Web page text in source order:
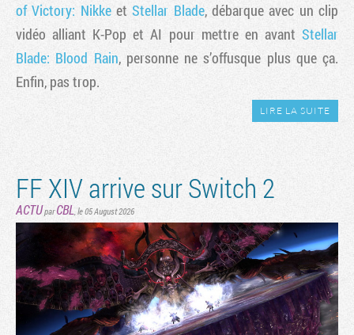
of Victory: NikkeetStellar Blade, débarque avec un clip
vidéo alliant K-Pop et AI pour mettre en avant Stellar
Blade: Blood Rain, personne ne s’offusque plus que ça.
Enfin, pas trop.
LIRE LA SUITE
FF XIV arrive sur Switch 2
ACTUparCBL,le 05 August 2026